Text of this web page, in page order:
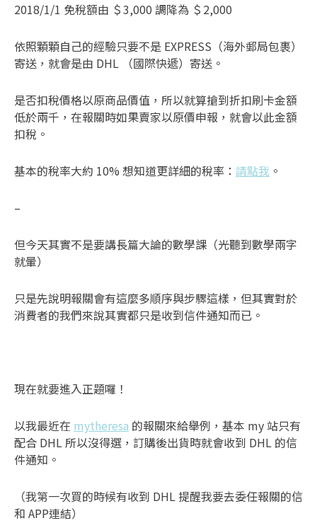
2018/1/1 免稅額由 ＄3,000 調降為 ＄2,000
依照顆顆自己的經驗只要不是 EXPRESS（海外郵局包裹）
寄送，就會是由 DHL （國際快遞）寄送。
是否扣稅價格以原商品價值，所以就算搶到折扣刷卡金額
低於兩千，在報關時如果賣家以原價申報，就會以此金額
扣稅。
基本的稅率大約 10% 想知道更詳細的稅率： 請點我 。
–
但今天其實不是要講長篇大論的數學課（光聽到數學兩字
就暈）
只是先說明報關會有這麼多順序與步驟這樣，但其實對於
消費者的我們來說其實都只是收到信件通知而已。
現在就要進入正題囉！
以我最近在 mytheresa 的報關來給舉例，基本 my 站只有
配合 DHL 所以沒得選，訂購後出貨時就會收到 DHL 的信
件通知。
（我第一次買的時候有收到 DHL 提醒我要去委任報關的信
和 APP連結）